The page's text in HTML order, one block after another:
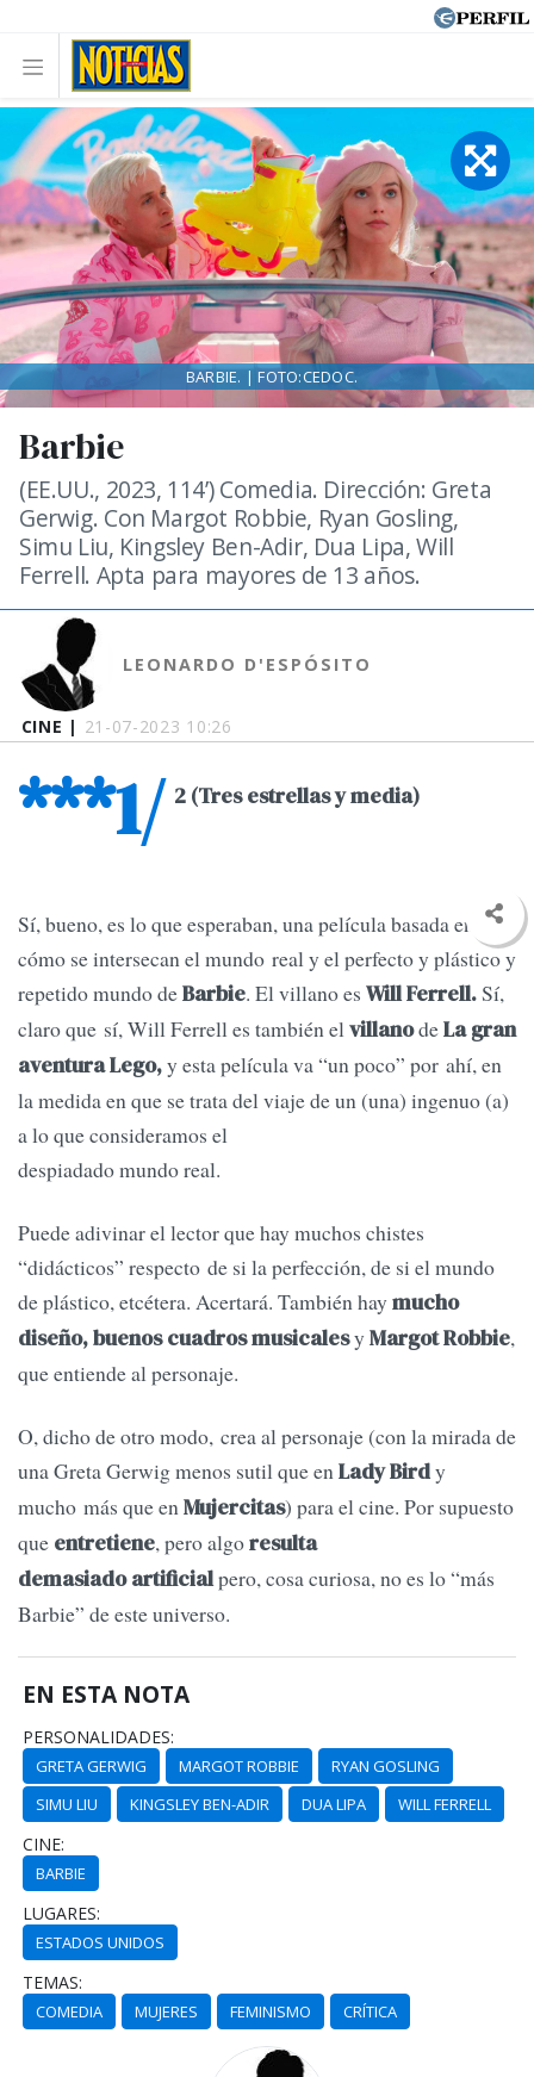
CINE | 21-07-2023 10:26
Barbie
(EE.UU., 2023, 114’) Comedia. Dirección: Greta
Gerwig. Con Margot Robbie, Ryan Gosling,
Simu Liu, Kingsley Ben-Adir, Dua Lipa, Will
Ferrell. Apta para mayores de 13 años.
LEONARDO D'ESPÓSITO
BARBIE. | FOTO:CEDOC.
***1/ 2 (Tres estrellas y media)
Sí, bueno, es lo que esperaban, una película basada en
cómo se intersecan el mundo real y el perfecto y plástico y
repetido mundo deBarbie. El villano es Will Ferrell.Sí,
claro que sí, Will Ferrell es también elvillanodeLa gran
aventura Lego,y esta película va “un poco” por ahí, en
la medida en que se trata del viaje de un (una) ingenuo (a)
a lo que consideramos el
despiadado mundo real.
Puede adivinar el lector que hay muchos chistes
“didácticos” respecto de si la perfección, de si el mundo
de plástico, etcétera. Acertará. También hay mucho
diseño, buenos cuadros musicalesy Margot Robbie,
que entiende al personaje.
O, dicho de otro modo, crea al personaje (con la mirada de
una Greta Gerwig menos sutil que enLady Birdy
mucho más que enMujercitas) para el cine. Por supuesto
que entretiene, pero algoresulta
demasiado artificialpero, cosa curiosa, no es lo “más
Barbie” de este universo.
EN ESTA NOTA
PERSONALIDADES:
GRETA GERWIG MARGOT ROBBIE
RYAN GOSLING
SIMU LIU
KINGSLEY BEN-ADIR DUA LIPA WILL FERRELL
CINE:
BARBIE
LUGARES:
ESTADOS UNIDOS
TEMAS:
COMEDIA MUJERES FEMINISMO CRÍTICA